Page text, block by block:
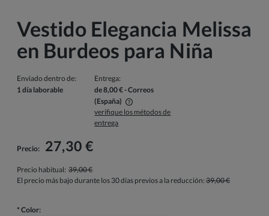
Vestido Elegancia Melissa
en Burdeos para Niña
Enviado dentro de:
1 día laborable
Entrega:
de 8,00 €- Correos
(España)
El precio no incluye los posibles gastos de pago
verifique los métodos de
entrega
Precio: 27,30 €
Precio habitual: 39,00 €
El precio más bajo durante los 30 días previos a la reducción: 39,00 €
* Color: